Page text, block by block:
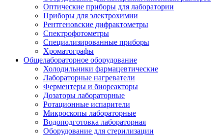
Оптические приборы для лаборатории
Приборы для электрохимии
Рентгеновские дифрактометры
Спектрофотометры
Специализированные приборы
Хроматографы
Общелабораторное оборудование
Холодильники фармацевтические
Лабораторные нагреватели
Ферментеры и биореакторы
Дозаторы лабораторные
Ротационные испарители
Микроскопы лабораторные
Водоподготовка лабораторная
Оборудование для стерилизации